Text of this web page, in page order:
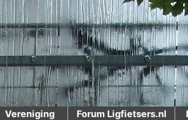
Vereniging Forum Ligfietsers.nl